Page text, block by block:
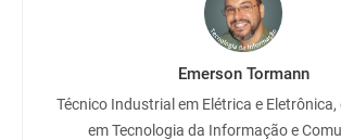
Emerson Tormann
Técnico Industrial em Elétrica e
em Tecnologia da Informação e